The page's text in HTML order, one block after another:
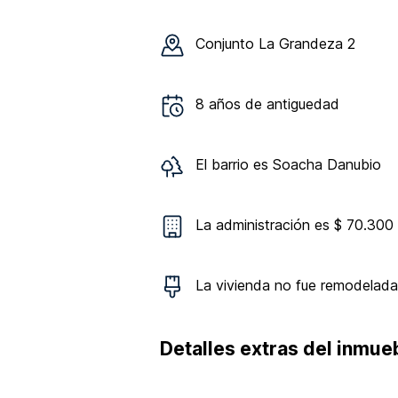
Conjunto La Grandeza 2
8 años de antiguedad
El barrio es Soacha Danubio
La administración es $ 70.300
La vivienda no fue remodelada
Detalles extras del